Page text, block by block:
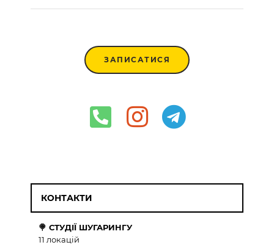
ЗАПИСАТИСЯ
КОНТАКТИ
🍭 СТУДІЇ ШУГАРИНГУ
11 локацій